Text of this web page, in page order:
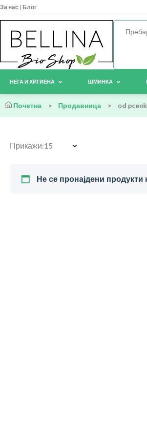
За нас | Блог
НЕГА И ХИГИЕНА ШМИНКА
Почетна > Продавница > od
Прикажи:
Не се пронајдени